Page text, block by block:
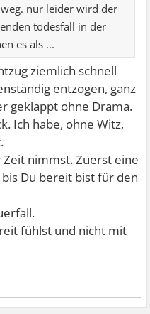
nur leider wird der
todesfall in der
es als ...
ziemlich schnell
entzogen, ganz
geklappt ohne Drama.
Ich habe, ohne Witz,
Zeit nimmst. Zuerst eine
Du bereit bist für den
fühlst und nicht mit